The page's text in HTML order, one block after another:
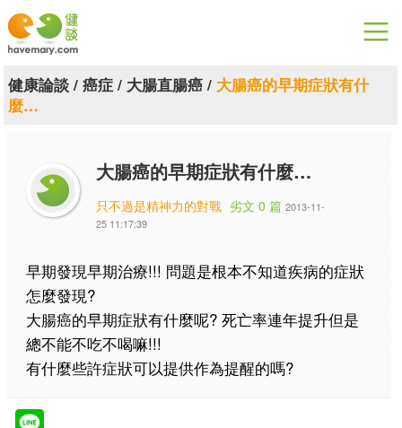
漫漫健康
關於健談
聯絡我們
健康論談/ 癌症/ 大腸直腸癌/ 大腸癌的早期症狀有什
麼…
大腸癌的早期症狀有什麼…
只不過是精神力的對戰 劣文 0 篇 2013-11-
25 11:17:39
早期發現早期治療!!! 問題是根本不知道疾病的症狀
怎麼發現?
大腸癌的早期症狀有什麼呢? 死亡率連年提升但是
總不能不吃不喝嘛!!!
有什麼些許症狀可以提供作為提醒的嗎?